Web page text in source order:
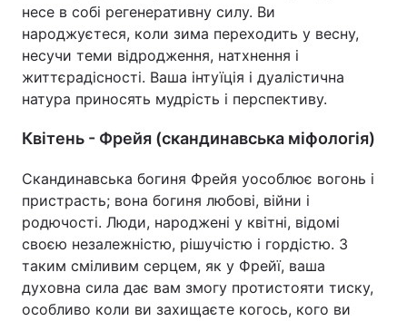
несе в собі регенеративну силу. Ви
народжуєтеся, коли зима переходить у весну,
несучи теми відродження, натхнення і
життєрадісності. Ваша інтуїція і дуалістична
натура приносять мудрість і перспективу.
Квітень - Фрейя (скандинавська міфологія)
Скандинавська богиня Фрейя уособлює вогонь і
пристрасть; вона богиня любові, війни і
родючості. Люди, народжені у квітні, відомі
своєю незалежністю, рішучістю і гордістю. З
таким сміливим серцем, як у Фрейї, ваша
духовна сила дає вам змогу протистояти тиску,
особливо коли ви захищаєте когось, кого ви